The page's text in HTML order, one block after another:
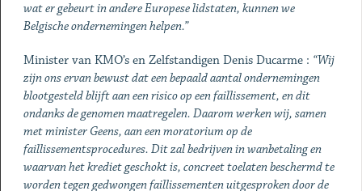
wat er gebeurt in andere Europese lidstaten, kunnen we
Belgische ondernemingen helpen.”
Minister van KMO’s en Zelfstandigen Denis Ducarme : “Wij
zijn ons ervan bewust dat een bepaald aantal ondernemingen
blootgesteld blijft aan een risico op een faillissement, en dit
ondanks de genomen maatregelen. Daarom werken wij, samen
met minister Geens, aan een moratorium op de
faillissementsprocedures. Dit zal bedrijven in wanbetaling en
waarvan het krediet geschokt is, concreet toelaten beschermd te
worden tegen gedwongen faillissementen uitgesproken door de